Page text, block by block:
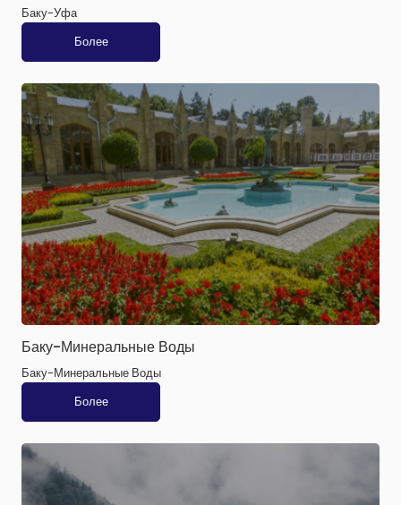
Баку-Уфа
Более
Баку-Минеральные Воды
Баку-Минеральные Воды
Более